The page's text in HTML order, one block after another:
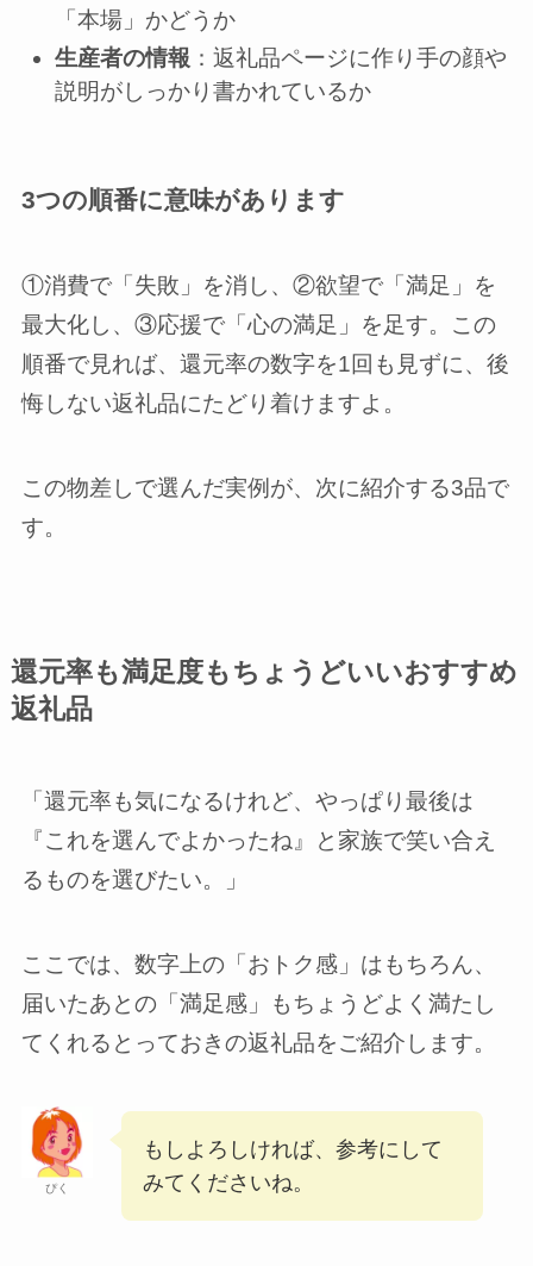
「本場」かどうか
生産者の情報 ：返礼品ページに作り手の顔や
説明がしっかり書かれているか
3つの順番に意味があります
①消費で「失敗」を消し、②欲望で「満足」を
最大化し、③応援で「心の満足」を足す。この
順番で見れば、還元率の数字を1回も見ずに、後
悔しない返礼品にたどり着けますよ。
この物差しで選んだ実例が、次に紹介する3品で
す。
還元率も満足度もちょうどいいおすすめ
返礼品
「還元率も気になるけれど、やっぱり最後は
『これを選んでよかったね』と家族で笑い合え
るものを選びたい。」
ここでは、数字上の「おトク感」はもちろん、
届いたあとの「満足感」もちょうどよく満たし
てくれるとっておきの返礼品をご紹介します。
ぴく
もしよろしければ、参考にして
みてくださいね。